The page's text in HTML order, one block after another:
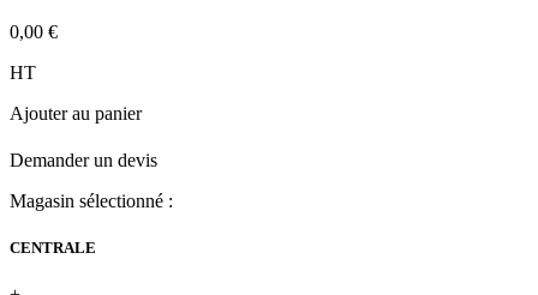
0,00 €
HT
Ajouter au panier
Demander un devis
Magasin sélectionné :
CENTRALE